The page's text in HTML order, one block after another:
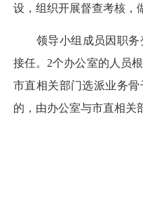
设，组织开展督查考核，
领导小组成员因职
接任。 2个办公室的人员
市直相关部门选派业务
的，由办公室与市直相关